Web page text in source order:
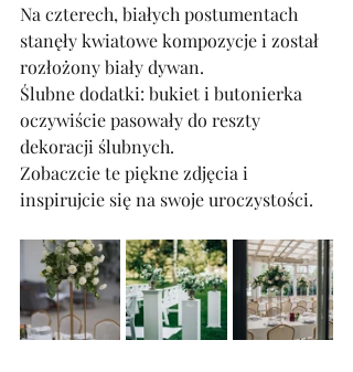
Na czterech, białych postumentach
stanęły kwiatowe kompozycje i został
rozłożony biały dywan.
Ślubne dodatki: bukiet i butonierka
oczywiście pasowały do reszty
dekoracji ślubnych.
Zobaczcie te piękne zdjęcia i
inspirujcie się na swoje uroczystości.